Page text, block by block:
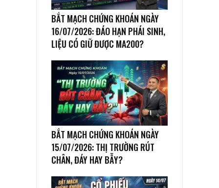
BẮT MẠCH CHỨNG KHOÁN NGÀY
16/07/2026: ĐÁO HẠN PHÁI SINH,
LIỆU CÓ GIỮ ĐƯỢC MA200?
BẮT MẠCH CHỨNG KHOÁN NGÀY
15/07/2026: THỊ TRƯỜNG RÚT
CHÂN, ĐÁY HAY BẪY?